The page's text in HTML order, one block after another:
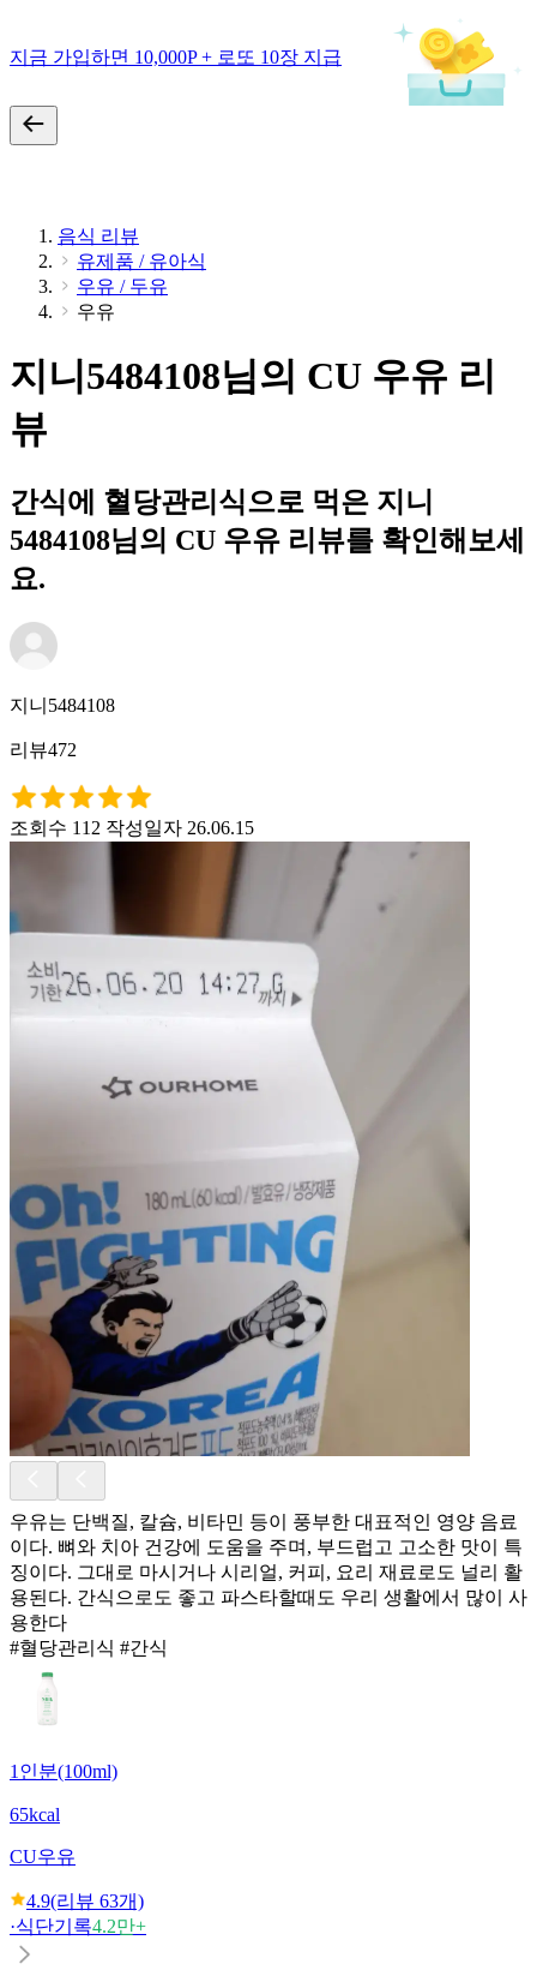
지금 가입하면 10,000P + 로또 10장 지급
음식 리뷰
유제품 / 유아식
우유 / 두유
우유
지니5484108님의 CU 우유 리
뷰
간식에 혈당관리식으로 먹은 지니
5484108님의 CU 우유 리뷰를 확인해보세
요.
지니5484108
리뷰472
조회수 112 작성일자 26.06.15
우유는 단백질, 칼슘, 비타민 등이 풍부한 대표적인 영양 음료
이다. 뼈와 치아 건강에 도움을 주며, 부드럽고 고소한 맛이 특
징이다. 그대로 마시거나 시리얼, 커피, 요리 재료로도 널리 활
용된다. 간식으로도 좋고 파스타할때도 우리 생활에서 많이 사
용한다
#혈당관리식 #간식
1인분(100ml)
65kcal
CU우유
4.9(리뷰 63개)
·식단기록4.2만+